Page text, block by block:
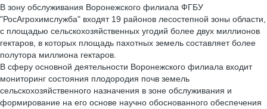
В зону обслуживания Воронежского филиала ФГБУ
"РосАгрохимслужба" входят 19 районов лесостепной зоны области,
с площадью сельскохозяйственных угодий более двух миллионов
гектаров, в которых площадь пахотных земель составляет более
полутора миллиона гектаров.
В сферу основной деятельности Воронежского филиала входит
мониторинг состояния плодородия почв земель
сельскохозяйственного назначения в зоне обслуживания и
формирование на его основе научно обоснованного обеспечения